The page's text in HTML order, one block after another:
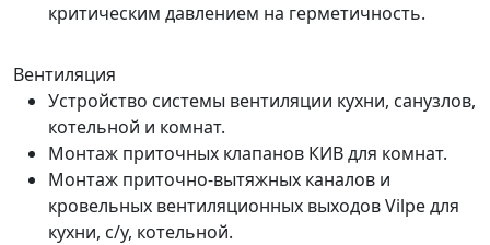
критическим давлением на герметичность.
Вентиляция
Устройство системы вентиляции кухни, санузлов,
котельной и комнат.
Монтаж приточных клапанов КИВ для комнат.
Монтаж приточно-вытяжных каналов и
кровельных вентиляционных выходов Vilpe для
кухни, с/у, котельной.